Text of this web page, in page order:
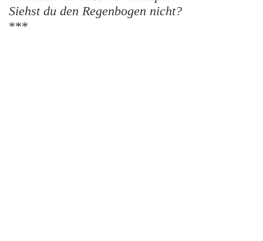
Siehst du den Regenbogen nicht?
***